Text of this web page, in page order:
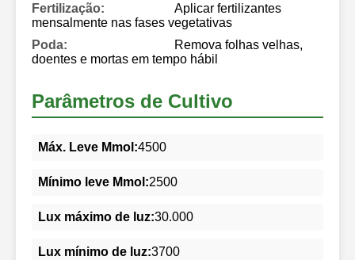
Fertilização:
Aplicar fertilizantes
mensalmente nas fases vegetativas
Poda:
Remova folhas velhas,
doentes e mortas em tempo hábil
Parâmetros de Cultivo
Máx. Leve Mmol:4500
Mínimo leve Mmol:2500
Lux máximo de luz:30.000
Lux mínimo de luz:3700